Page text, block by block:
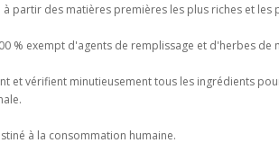
partir des matières premières les plus riches et les
% exempt d'agents de remplissage et d'herbes de
et vérifient minutieusement tous les ingrédients
à la consommation humaine.